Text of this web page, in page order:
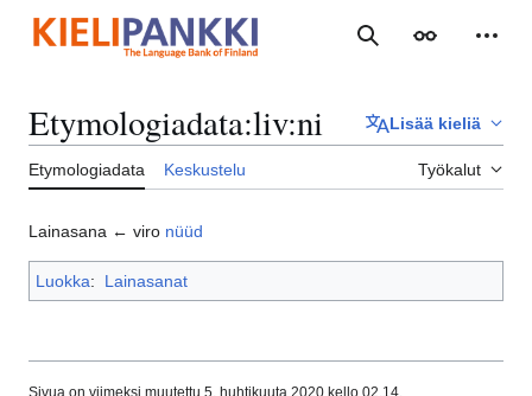
sisältöön
Haku Ulkoasu
Etymologiadata:liv:ni Lisää kieliä
Etymologiadata Keskustelu Työkalut
Lainasana ← viro nüüd
Luokka: Lainasanat
Sivua on viimeksi muutettu 5. huhtikuuta 2020 kello 02.14.